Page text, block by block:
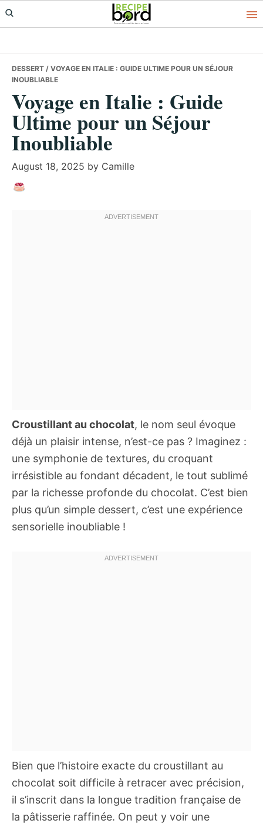
Skip
to
Skip
to
Skip
to
DESSERT / VOYAGE EN ITALIE : GUIDE ULTIME POUR UN SÉJOUR
INOUBLIABLE
Voyage en Italie : Guide
Ultime pour un Séjour
Inoubliable
August 18, 2025 by Camille
Croustillant au chocolat, le nom seul évoque
déjà un plaisir intense, n’est-ce pas ? Imaginez :
une symphonie de textures, du croquant
irrésistible au fondant décadent, le tout sublimé
par la richesse profonde du chocolat. C’est bien
plus qu’un simple dessert, c’est une expérience
sensorielle inoubliable !
Bien que l’histoire exacte du croustillant au
chocolat soit difficile à retracer avec précision,
il s’inscrit dans la longue tradition française de
la pâtisserie raffinée. On peut y voir une